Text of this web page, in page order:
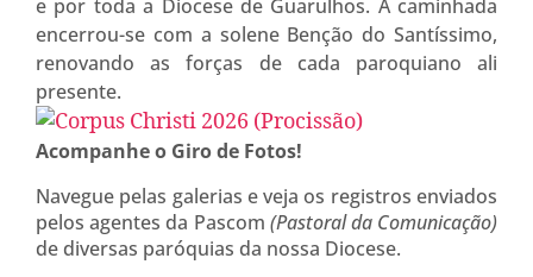
e por toda a Diocese de Guarulhos. A caminhada
encerrou-se com a solene Benção do Santíssimo,
renovando as forças de cada paroquiano ali
presente.
Acompanhe o Giro de Fotos!
Navegue pelas galerias e veja os registros enviados
pelos agentes da Pascom (Pastoral da Comunicação)
de diversas paróquias da nossa Diocese.